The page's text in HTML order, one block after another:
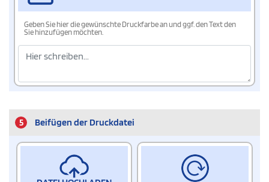
Geben Sie hier die gewünschte Druckfarbe an und ggf. den Text den
Sie hinzufügen möchten.
5 Beifügen der Druckdatei